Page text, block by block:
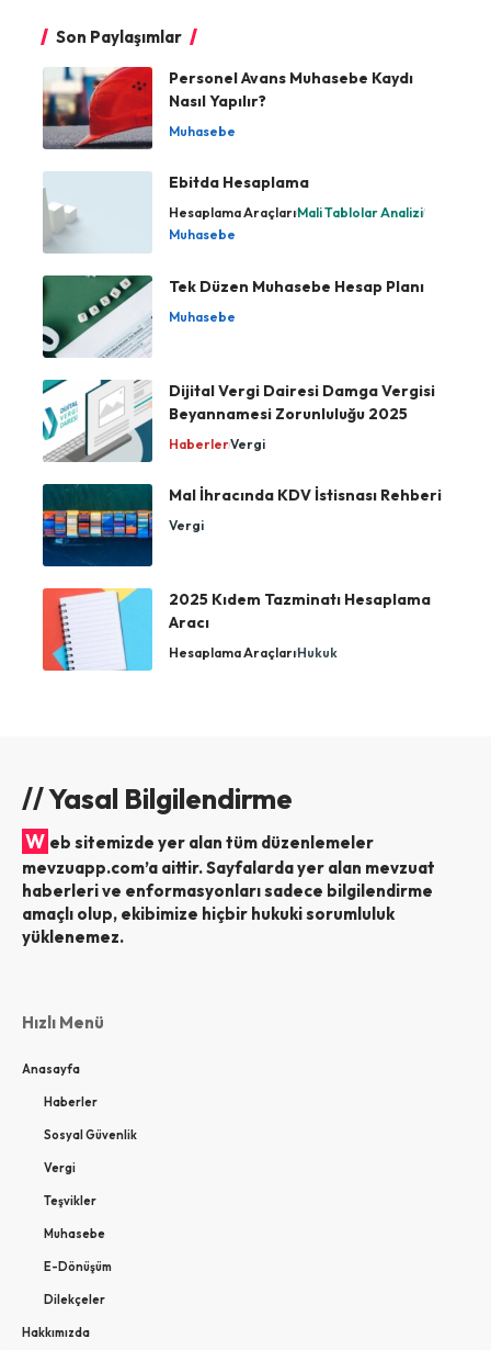
Son Paylaşımlar
Personel Avans Muhasebe Kaydı
Nasıl Yapılır?
Muhasebe
Ebitda Hesaplama
Hesaplama AraçlarıMali Tablolar Analizi
Muhasebe
Tek Düzen Muhasebe Hesap Planı
Muhasebe
Dijital Vergi Dairesi Damga Vergisi
Beyannamesi Zorunluluğu 2025
HaberlerVergi
Mal İhracında KDV İstisnası Rehberi
Vergi
2025 Kıdem Tazminatı Hesaplama
Aracı
Hesaplama AraçlarıHukuk
// Yasal Bilgilendirme
W eb sitemizde yer alan tüm düzenlemeler
mevzuapp.com’a aittir. Sayfalarda yer alan mevzuat
haberleri ve enformasyonları sadece bilgilendirme
amaçlı olup, ekibimize hiçbir hukuki sorumluluk
yüklenemez.
Hızlı Menü
Anasayfa
Haberler
Sosyal Güvenlik
Vergi
Teşvikler
Muhasebe
E-Dönüşüm
Dilekçeler
Hakkımızda